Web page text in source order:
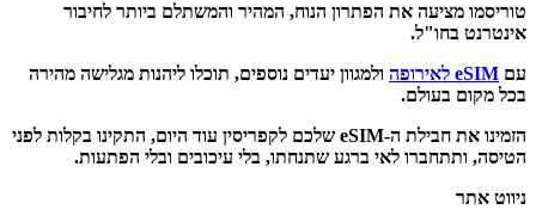
טוריסמו מציעה את הפתרון הנוח, המהיר והמשתלם ביותר לחיבור
אינטרנט בחו"ל.
עם eSIM לאירופה
ולמגוון יעדים נוספים, תוכלו ליהנות מגלישה מהירה
בכל מקום בעולם.
הזמינו את חבילת ה-eSIM שלכם לקפריסין עוד היום, התקינו בקלות לפני
הטיסה, ותתחברו לאי ברגע שתנחתו, בלי עיכובים ובלי הפתעות.
ניווט אתר